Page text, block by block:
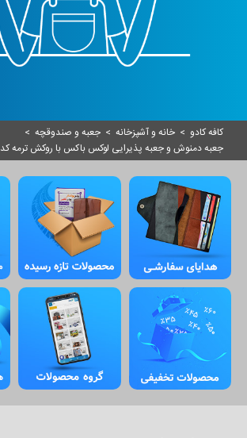
کافه کادو > خانه و آشپزخانه > جعبه و صندوقچه >
جعبه دمنوش و جعبه پذیرایی لوکس باکس با روکش ترمه کد LB۵۴